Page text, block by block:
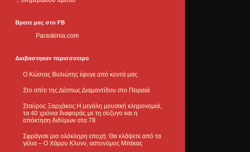
Βρειτε μας στο FB
Paraskinia.com
Διαβαστηκαν περισσοτερο
Ο Κώστας Βολιώτης έφυγε από κοντά μας
Στο σπίτι της Δέσπως Διαμαντίδου στο Πειραιά
Σταύρος Ξαρχάκος:Η μεγάλη μουσική κληρονομιά,
τα 40 χρόνια διαφοράς με τη σύζυγο και η
απόκτηση διδύμων στα 78
Σφράγισε μια ολόκληρη εποχή: Θα κλάψετε από τα
γέλια – Ο Χάρρυ Κλυνν, αστυνόμος Μπέκας